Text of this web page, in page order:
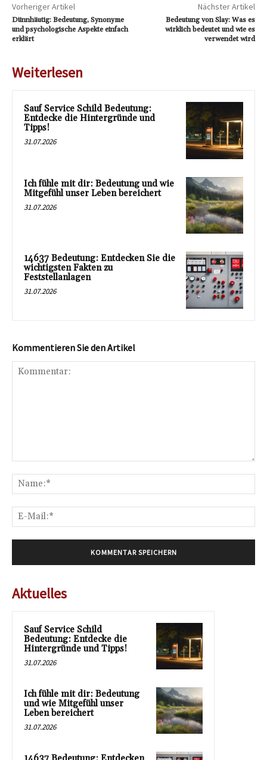
Vorheriger Artikel
Dünnhäutig: Bedeutung, Synonyme
und psychologische Aspekte einfach
erklärt
Nächster Artikel
Bedeutung von Slay: Was es
wirklich bedeutet und wie es
verwendet wird
Weiterlesen
Sauf Service Schild Bedeutung:
Entdecke die Hintergründe und
Tipps!
31.07.2026
Ich fühle mit dir: Bedeutung und wie
Mitgefühl unser Leben bereichert
31.07.2026
14637 Bedeutung: Entdecken Sie die
wichtigsten Fakten zu
Feststellanlagen
31.07.2026
Kommentieren Sie den Artikel
Aktuelles
Sauf Service Schild
Bedeutung: Entdecke die
Hintergründe und Tipps!
31.07.2026
Ich fühle mit dir: Bedeutung
und wie Mitgefühl unser
Leben bereichert
31.07.2026